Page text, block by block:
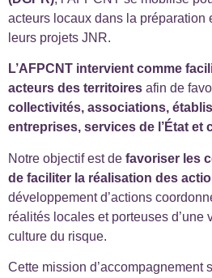
acteurs locaux dans la
leurs projets JNR.
L’AFPCNT intervient comme
acteurs des territoires afin de
collectivités, associations,
entreprises, services de l’État et
Notre objectif est de favoriser les
de faciliter la réalisation des
développement d’actions
réalités locales et porteuses d’une
culture du risque.
Cette mission d’accompagnement